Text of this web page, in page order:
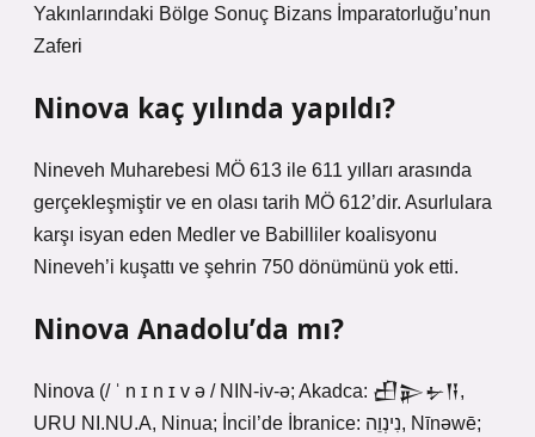
Yakınlarındaki Bölge Sonuç Bizans İmparatorluğu’nun
Zaferi
Ninova kaç yılında yapıldı?
Nineveh Muharebesi MÖ 613 ile 611 yılları arasında
gerçekleşmiştir ve en olası tarih MÖ 612’dir. Asurlulara
karşı isyan eden Medler ve Babilliler koalisyonu
Nineveh’i kuşattı ve şehrin 750 dönümünü yok etti.
Ninova Anadolu’da mı?
Ninova (/ ˈ n ɪ n ɪ v ə / NIN-iv-ə; Akadca: 𒌷𒉌𒉡𒀀,
URU NI.NU.A, Ninua; İncil’de İbranice: נִינְוֵה, Nīnəwē;